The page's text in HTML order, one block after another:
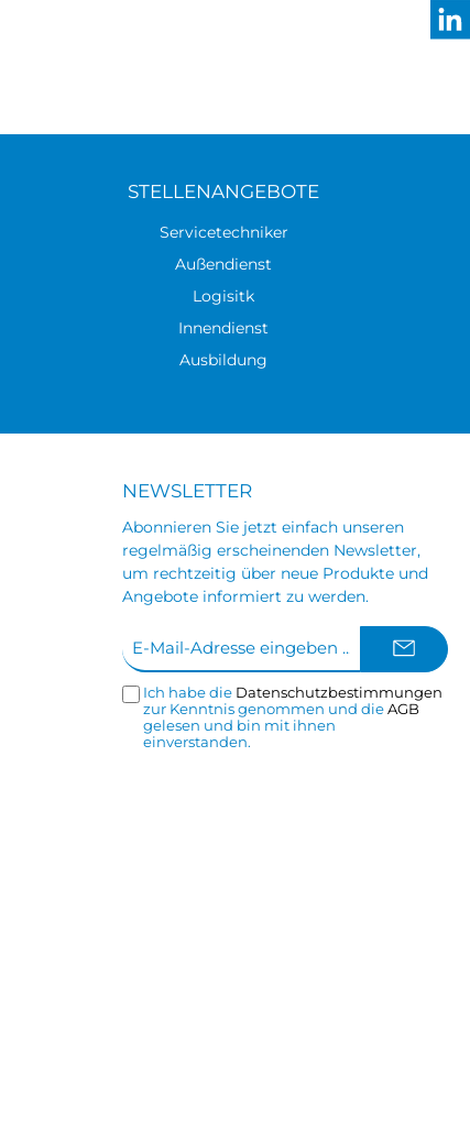
STELLENANGEBOTE
Servicetechniker
Außendienst
Logisitk
Innendienst
Ausbildung
NEWSLETTER
Abonnieren Sie jetzt einfach unseren
regelmäßig erscheinenden Newsletter,
um rechtzeitig über neue Produkte und
Angebote informiert zu werden.
Mail-
Adresse*
Ich habe die Datenschutzbestimmungen
zur Kenntnis genommen und dieAGB
gelesen und bin mit ihnen
einverstanden.